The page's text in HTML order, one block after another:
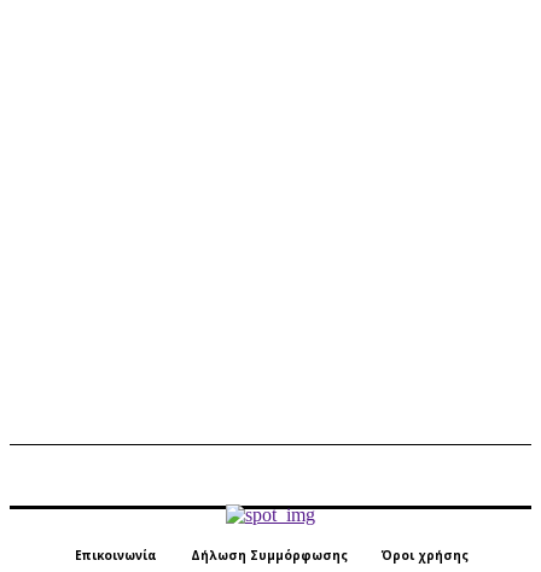
Επικοινωνία Δήλωση Συμμόρφωσης Όροι χρήσης